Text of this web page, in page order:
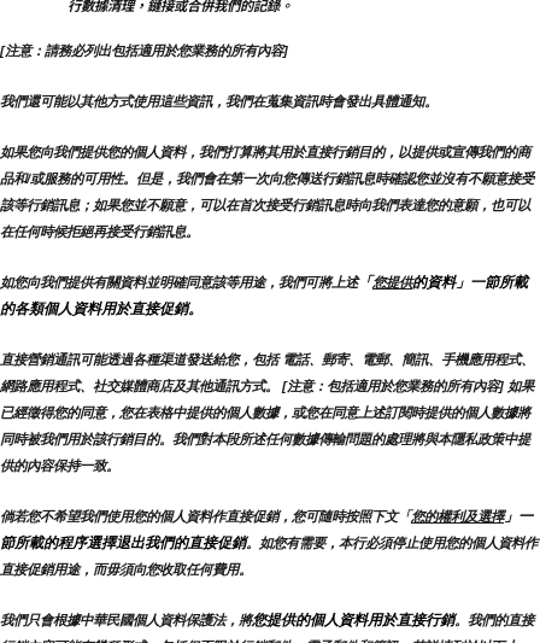
行數據清理，鏈接或合併我們的記錄。
[注意：請務必列出包括適用於您業務的所有內容]
我們還可能以其他方式使用這些資訊，我們在蒐集資訊時會發出具體通知。
如果您向我們提供您的個人資料，我們打算將其用於直接行銷目的，以提供或宣傳我們的商
品和/或服務的可用性。但是，我們會在第一次向您傳送行銷訊息時確認您並沒有不願意接受
該等行銷訊息；如果您並不願意，可以在首次接受行銷訊息時向我們表達您的意願，也可以
在任何時候拒絕再接受行銷訊息。
如您向我們提供有關資料並明確同意該等用途，我們可將上述「您提供的資料」一節所載
的各類個人資料用於直接促銷。
直接營銷通訊可能透過各種渠道發送給您，包括 電話、郵寄、電郵、簡訊、手機應用程式、
網路應用程式、社交媒體商店及其他通訊方式。 [注意：包括適用於您業務的所有內容] 如果
已經徵得您的同意，您在表格中提供的個人數據，或您在同意上述訂閱時提供的個人數據將
同時被我們用於該行銷目的。我們對本段所述任何數據傳輸問題的處理將與本隱私政策中提
供的內容保持一致。
倘若您不希望我們使用您的個人資料作直接促銷，您可隨時按照下文「您的權利及選擇」一
節所載的程序選擇退出我們的直接促銷。如您有需要，本行必須停止使用您的個人資料作
直接促銷用途，而毋須向您收取任何費用。
我們只會根據中華民國個人資料保護法，將您提供的個人資料用於直接行銷。我們的直接